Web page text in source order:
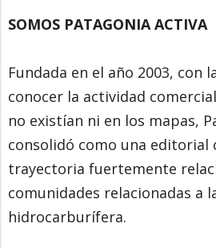
SOMOS PATAGONIA ACTIVA
Fundada en el año 2003, con
conocer la actividad
no existían ni en los mapas,
consolidó como una editorial
trayectoria fuertemente
comunidades relacionadas a
hidrocarburífera.